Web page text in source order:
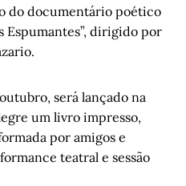
do documentário poético
Espumantes”, dirigido por
será lançado na
um livro impresso,
por amigos e
teatral e sessão